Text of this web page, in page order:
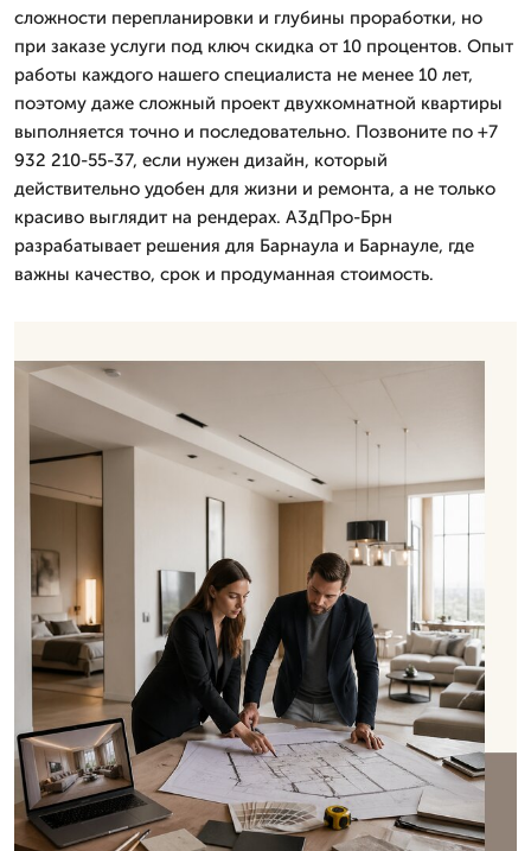
сложности перепланировки и глубины проработки, но
при заказе услуги под ключ скидка от 10 процентов. Опыт
работы каждого нашего специалиста не менее 10 лет,
поэтому даже сложный проект двухкомнатной квартиры
выполняется точно и последовательно. Позвоните по +7
932 210-55-37, если нужен дизайн, который
действительно удобен для жизни и ремонта, а не только
красиво выглядит на рендерах. А3дПро-Брн
разрабатывает решения для Барнаула и Барнауле, где
важны качество, срок и продуманная стоимость.